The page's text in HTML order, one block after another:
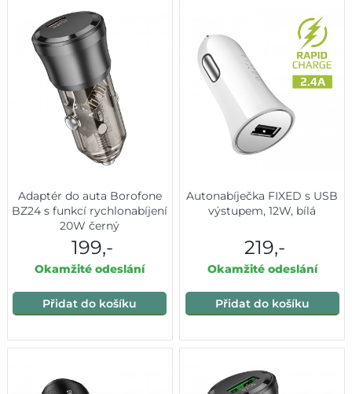
Adaptér do auta Borofone
BZ24 s funkcí rychlonabíjení
20W černý
199,-
Okamžité odeslání
Přidat do košíku
Autonabíječka FIXED s USB
výstupem, 12W, bílá
219,-
Okamžité odeslání
Přidat do košíku